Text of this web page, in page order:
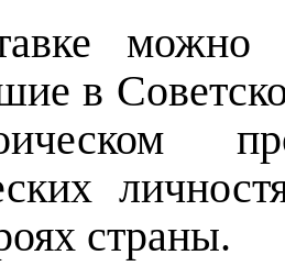
можно
в
страны.